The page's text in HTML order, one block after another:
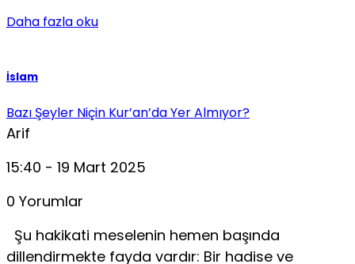
Daha fazla oku
İslam
Bazı Şeyler Niçin Kur’an’da Yer Almıyor?
Arif
15:40 - 19 Mart 2025
0 Yorumlar
Şu hakikati meselenin hemen başında
dillendirmekte fayda vardır: Bir hadise ve